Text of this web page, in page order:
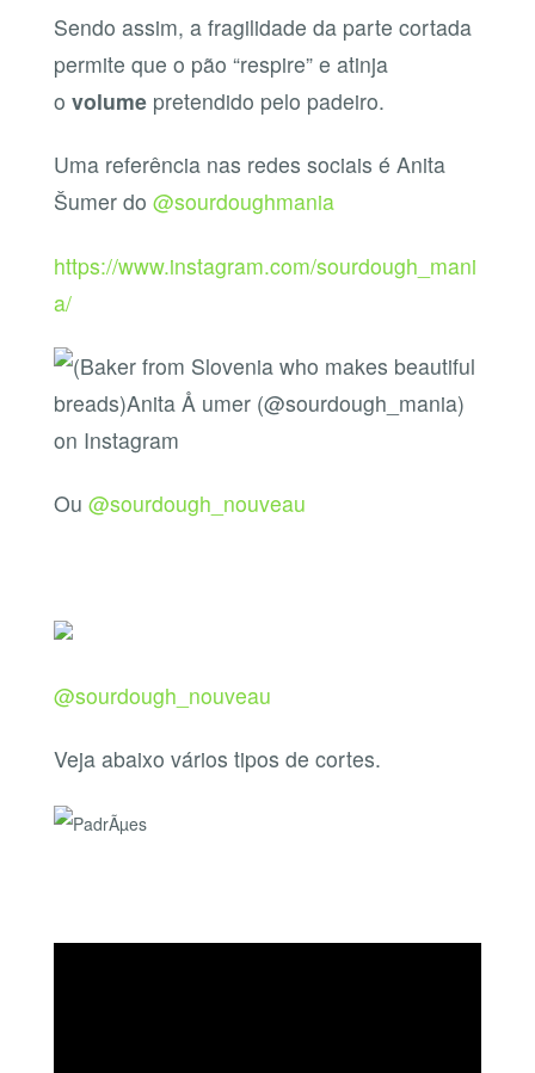
Sendo assim, a fragilidade da parte cortada
permite que o pão “respire” e atinja
o volume pretendido pelo padeiro.
Uma referência nas redes sociais é Anita
Šumer do @sourdoughmania
https://www.instagram.com/sourdough_mani
a/
Ou @sourdough_nouveau
@sourdough_nouveau
Veja abaixo vários tipos de cortes.